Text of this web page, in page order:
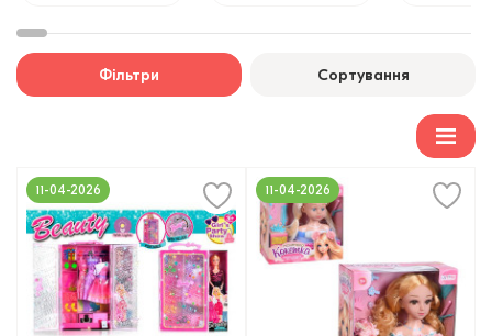
Фільтри Сортування
11-04-2026 11-04-2026